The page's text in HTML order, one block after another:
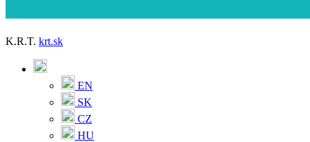
K.R.T. krt.sk
EN
SK
CZ
HU